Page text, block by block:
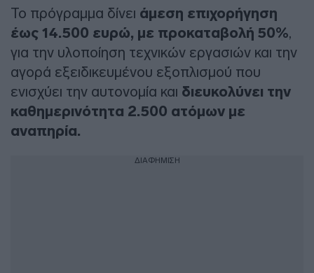
Το πρόγραμμα δίνει άμεση επιχορήγηση
έως 14.500 ευρώ, με προκαταβολή 50%,
για την υλοποίηση τεχνικών εργασιών και την
αγορά εξειδικευμένου εξοπλισμού που
ενισχύει την αυτονομία και διευκολύνει την
καθημερινότητα 2.500 ατόμων με
αναπηρία.
ΔΙΑΦΗΜΙΣΗ